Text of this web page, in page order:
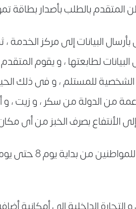
المتقدم بالطلب بأصدار بطاقة
البيانات إلى مركز الخدمة ،
لطابعتها ، و يقوم
للمستلم ، و فى ذلك
من الدولة من سكر ، و زيت ، و
إلى الأنتفاع بصرف الخبز من أى